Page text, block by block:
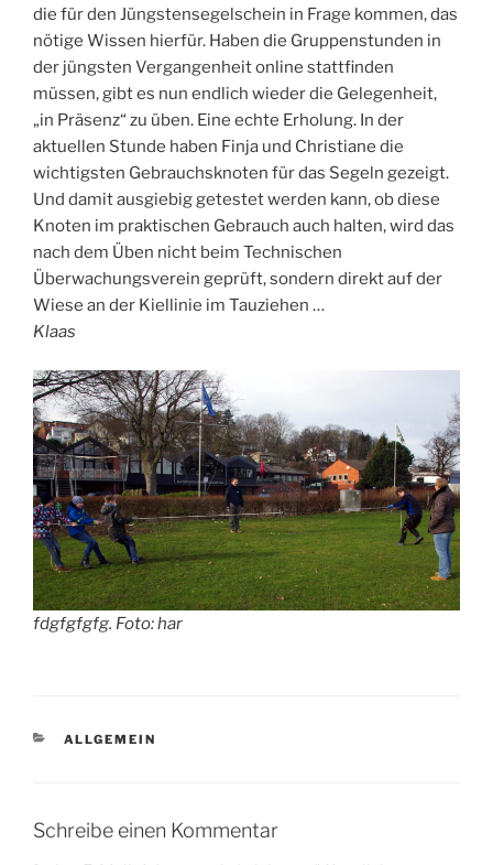
die für den Jüngstensegelschein in Frage kommen, das
nötige Wissen hierfür. Haben die Gruppenstunden in
der jüngsten Vergangenheit online stattfinden
müssen, gibt es nun endlich wieder die Gelegenheit,
„in Präsenz“ zu üben. Eine echte Erholung. In der
aktuellen Stunde haben Finja und Christiane die
wichtigsten Gebrauchsknoten für das Segeln gezeigt.
Und damit ausgiebig getestet werden kann, ob diese
Knoten im praktischen Gebrauch auch halten, wird das
nach dem Üben nicht beim Technischen
Überwachungsverein geprüft, sondern direkt auf der
Wiese an der Kiellinie im Tauziehen …
Klaas
fdgfgfgfg. Foto: har
KATEGORIEN
ALLGEMEIN
Schreibe einen Kommentar